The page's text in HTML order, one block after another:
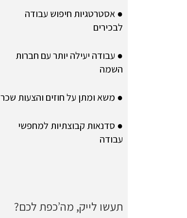
● אסטרטגיות חיפוש עבודה
לבכירים
● עבודה יעילה יותר עם חברות
השמה
● משא ומתן על חוזים והצעות שכר
● סדנאות קבוצתיות למחפשי
עבודה
תעשו לייק, מה’כפת לכם?